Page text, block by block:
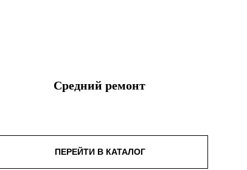
Средний ремонт
ПЕРЕЙТИ В КАТАЛОГ